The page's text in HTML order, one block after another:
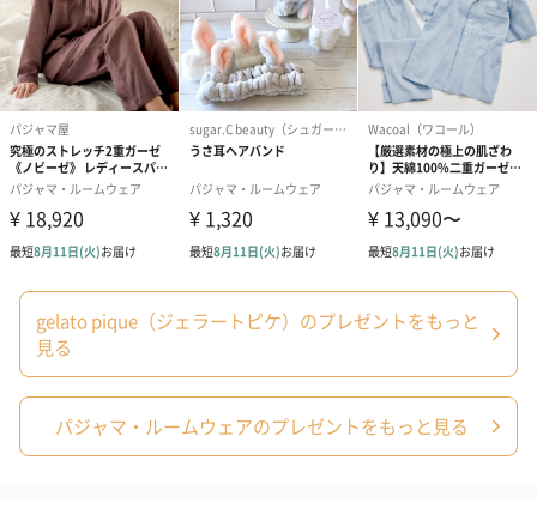
メッセージカードや封筒のデザインは一部変更する場合がありま
す。
ード（680円）
ンク（680円）
Birthday ホワ
刷なし）（
のしカード
商品の形質上、のしを直接添付できない商品にのし風のカードを
gelato pique（ジェラートピケ）のプレゼントをもっと
見る
パジャマ・ルームウェアのプレゼントをもっと見る